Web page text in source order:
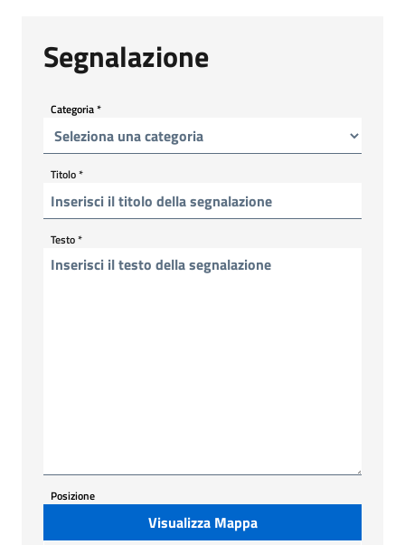
Segnalazione
Categoria*
Titolo*
Testo*
Posizione
Visualizza Mappa